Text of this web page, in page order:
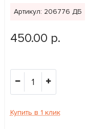
Артикул: 206776 ДБ
450.00 р.
1
Купить в 1 клик